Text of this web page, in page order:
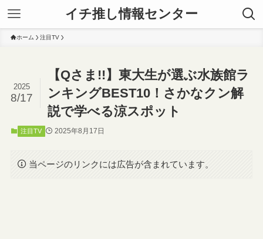
イチ推し情報センター
ホーム 注目TV
【Qさま!!】東大生が選ぶ水族館ラ
ンキングBEST10！さかなクン解
説で学べる涼スポット
2025
8/17
注目TV 2025年8月17日
当ページのリンクには広告が含まれています。